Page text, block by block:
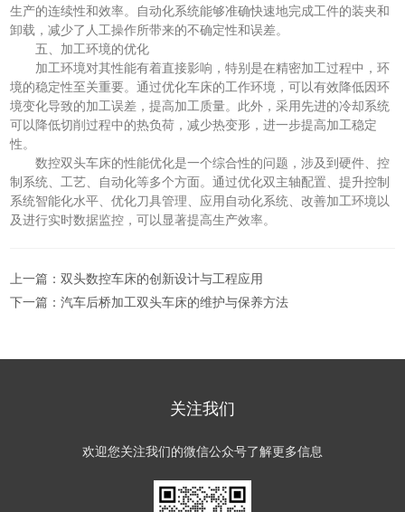
生产的连续性和效率。自动化系统能够准确快速地完成工件的装夹和
卸载，减少了人工操作所带来的不确定性和误差。
五、加工环境的优化
加工环境对其性能有着直接影响，特别是在精密加工过程中，环
境的稳定性至关重要。通过优化车床的工作环境，可以有效降低因环
境变化导致的加工误差，提高加工质量。此外，采用先进的冷却系统
可以降低切削过程中的热负荷，减少热变形，进一步提高加工稳定
性。
数控双头车床的性能优化是一个综合性的问题，涉及到硬件、控
制系统、工艺、自动化等多个方面。通过优化双主轴配置、提升控制
系统智能化水平、优化刀具管理、应用自动化系统、改善加工环境以
及进行实时数据监控，可以显著提高生产效率。
上一篇：双头数控车床的创新设计与工程应用
下一篇：汽车后桥加工双头车床的维护与保养方法
关注我们
欢迎您关注我们的微信公众号了解更多信息